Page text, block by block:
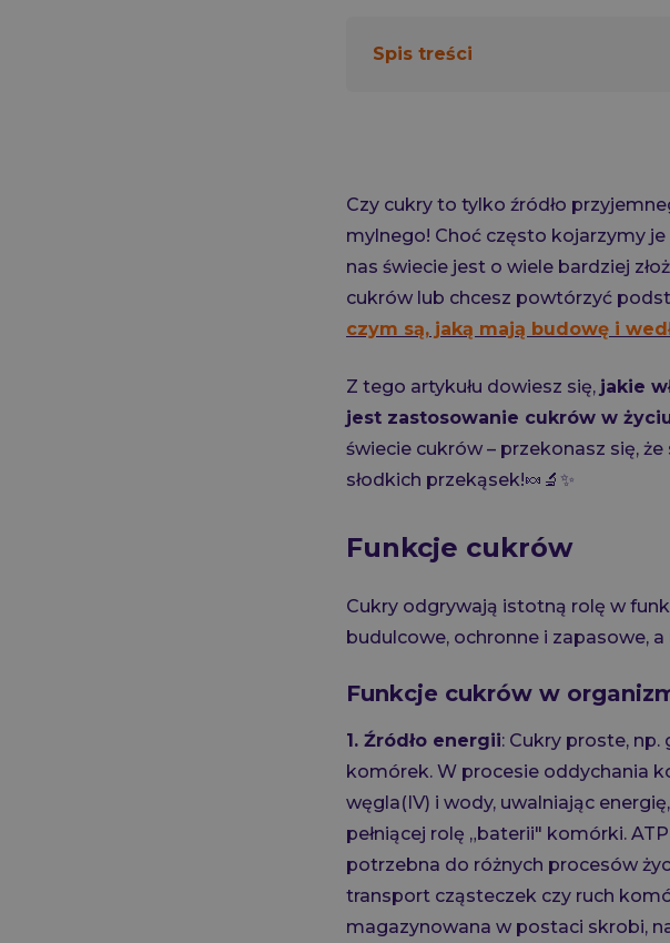
Spis treści
Czy cukry to tylko źródło
mylnego! Choć często kojarzymy
nas świecie jest o wiele bardziej
cukrów lub chcesz powtórzyć
czym są, jaką mają budowę i
Z tego artykułu dowiesz się, jakie
jest zastosowanie cukrów w
świecie cukrów – przekonasz się,
słodkich przekąsek!🍬🔬✨
Funkcje cukrów
Cukry odgrywają istotną rolę w
budulcowe, ochronne i zapasowe,
Funkcje cukrów w
1. Źródło energii: Cukry proste,
komórek. W procesie oddychania
węgla(IV) i wody, uwalniając
pełniącej rolę „baterii" komórki.
potrzebna do różnych procesów
transport cząsteczek czy ruch
magazynowana w postaci skrobi,